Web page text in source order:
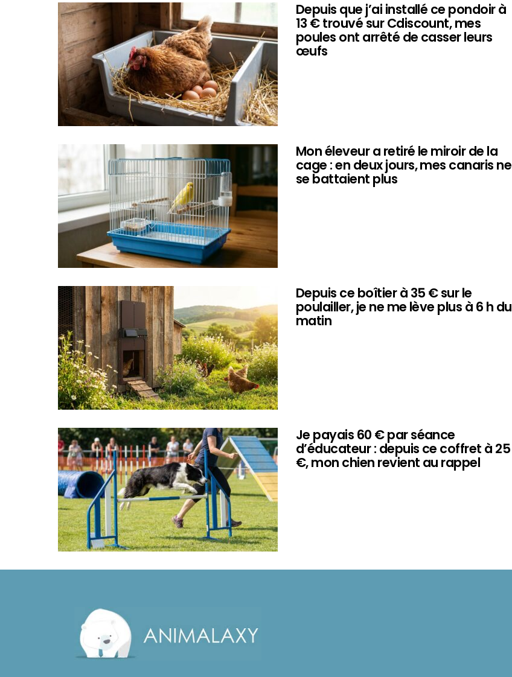
Depuis que j’ai installé ce pondoir à
13 € trouvé sur Cdiscount, mes
poules ont arrêté de casser leurs
œufs
Mon éleveur a retiré le miroir de la
cage : en deux jours, mes canaris ne
se battaient plus
Depuis ce boîtier à 35 € sur le
poulailler, je ne me lève plus à 6 h du
matin
Je payais 60 € par séance
d’éducateur : depuis ce coffret à 25
€, mon chien revient au rappel